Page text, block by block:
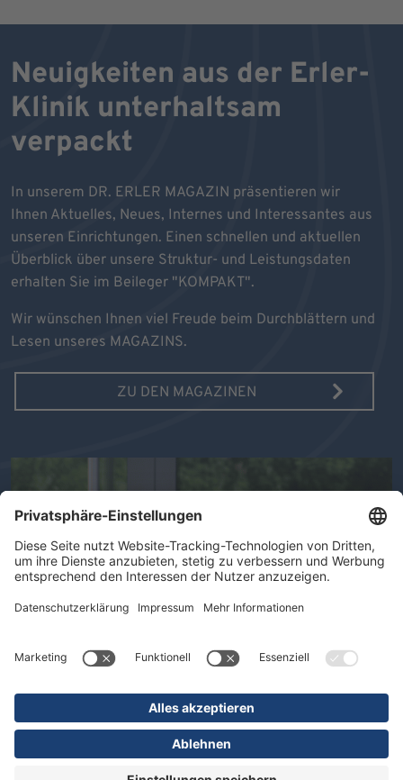
Neuigkeiten aus der Erler-
Klinik unterhaltsam
verpackt
In unserem DR. ERLER MAGAZIN präsentieren wir
Ihnen Aktuelles, Neues, Internes und Interessantes aus
unseren Einrichtungen. Einen schnellen und aktuellen
Überblick über unsere Struktur- und Leistungsdaten
erhalten Sie im Beileger "KOMPAKT".
Wir wünschen Ihnen viel Freude beim Durchblättern und
Lesen unseres MAGAZINS.
ZU DEN MAGAZINEN